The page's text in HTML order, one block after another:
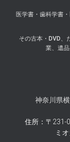
医学書・歯科学書
その古本・DVD、
業、遺
神奈川県
住所：〒231-
ミ